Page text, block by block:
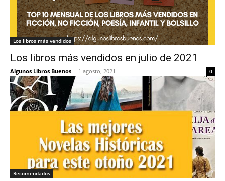
Los libros más vendidos
Los libros más vendidos en julio de 2021
Algunos Libros Buenos - 1 agosto, 2021 0
Recomendados